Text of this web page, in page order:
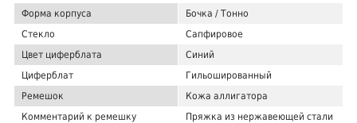
Форма корпуса
Бочка / Тонно
Стекло
Сапфировое
Цвет циферблата
Синий
Циферблат
Гильошированный
Ремешок
Кожа аллигатора
Комментарий к ремешку
Пряжка из нержавеющей стали